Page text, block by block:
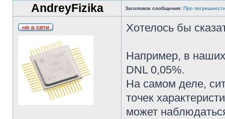
AndreyFizika Заголовок сообщения: Про
Хотелось бы
Например, в
DNL 0,05%.
На самом деле,
точек
может